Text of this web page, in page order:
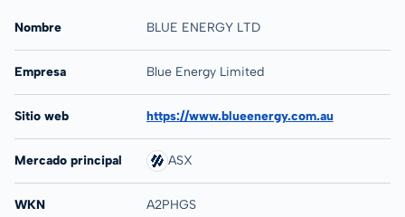
Nombre BLUE ENERGY LTD
Empresa Blue Energy Limited
Sitio web https://www.blueenergy.com.au
Mercado principal ASX
WKN A2PHGS